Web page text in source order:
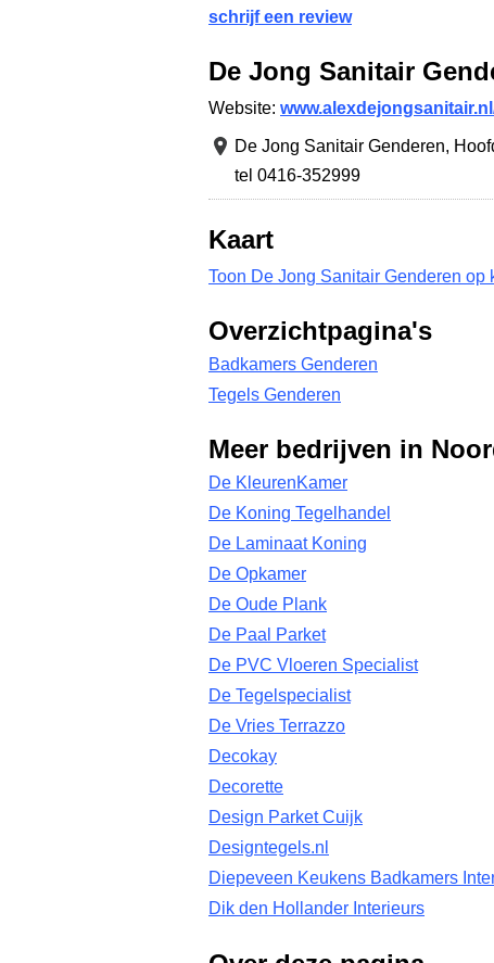
schrijf een review
De Jong Sanitair
Website:
De Jong Sanitair Genderen,
tel 0416-352999
Kaart
Toon De Jong Sanitair Genderen op
Overzichtpagina's
Badkamers Genderen
Tegels Genderen
Meer bedrijven in
De KleurenKamer
De Koning Tegelhandel
De Laminaat Koning
De Opkamer
De Oude Plank
De Paal Parket
De PVC Vloeren Specialist
De Tegelspecialist
De Vries Terrazzo
Decokay
Decorette
Design Parket Cuijk
Designtegels.nl
Diepeveen Keukens Badkamers
Dik den Hollander Interieurs